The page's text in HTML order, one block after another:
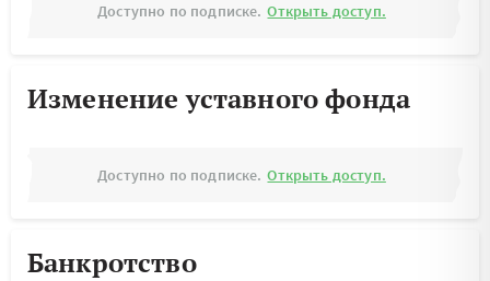
Доступно по подписке. Открыть доступ.
Изменение уставного фонда
Доступно по подписке. Открыть доступ.
Банкротство